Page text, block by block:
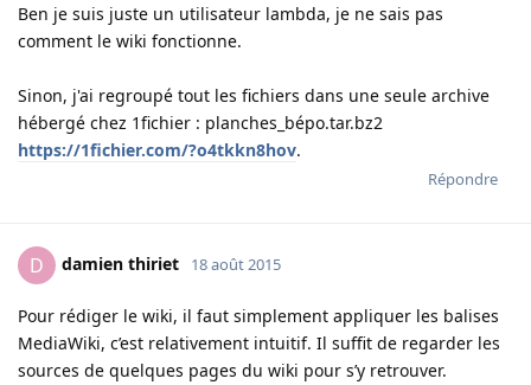
Ben je suis juste un utilisateur lambda, je ne sais pas
comment le wiki fonctionne.
Sinon, j'ai regroupé tout les fichiers dans une seule archive
hébergé chez 1fichier : planches_bépo.tar.bz2
https://1fichier.com/?o4tkkn8hov.
Répondre
D damien thiriet 18 août 2015
Pour rédiger le wiki, il faut simplement appliquer les balises
MediaWiki, c’est relativement intuitif. Il suffit de regarder les
sources de quelques pages du wiki pour s’y retrouver.